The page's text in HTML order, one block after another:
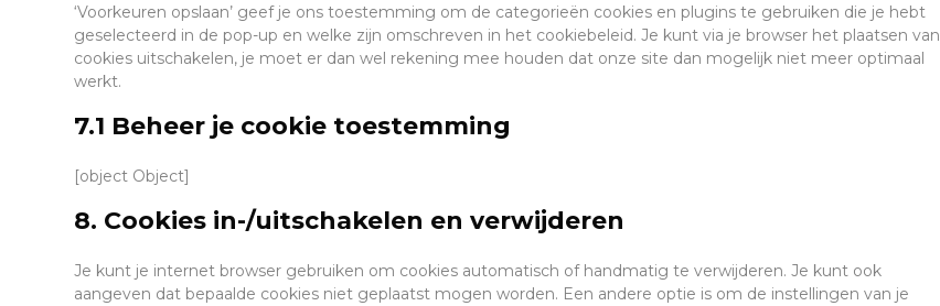
‘Voorkeuren opslaan’ geef je ons toestemming om de categorieën cookies en plugins te gebruiken die je hebt
geselecteerd in de pop-up en welke zijn omschreven in het cookiebeleid. Je kunt via je browser het plaatsen van
cookies uitschakelen, je moet er dan wel rekening mee houden dat onze site dan mogelijk niet meer optimaal
werkt.
7.1 Beheer je cookie toestemming
[object Object]
8. Cookies in-/uitschakelen en verwijderen
Je kunt je internet browser gebruiken om cookies automatisch of handmatig te verwijderen. Je kunt ook
aangeven dat bepaalde cookies niet geplaatst mogen worden. Een andere optie is om de instellingen van je